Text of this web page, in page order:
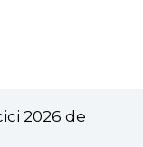
2026 de